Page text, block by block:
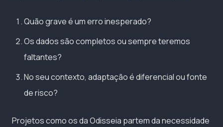
Quão grave é um erro inesperado?
Os dados são completos ou sempre teremos
faltantes?
No seu contexto, adaptação é diferencial ou fonte
de risco?
Projetos como os da Odisseia partem da necessidade